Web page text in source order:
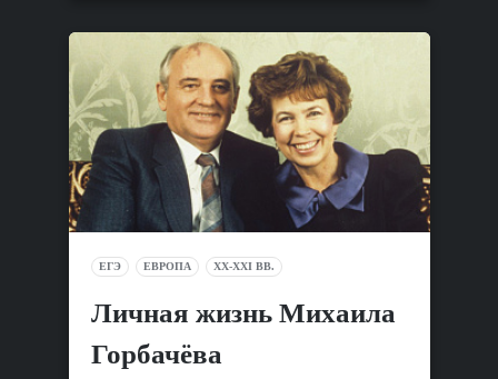
ЕГЭ ЕВРОПА XX-XXI ВВ.
Личная жизнь Михаила
Горбачёва